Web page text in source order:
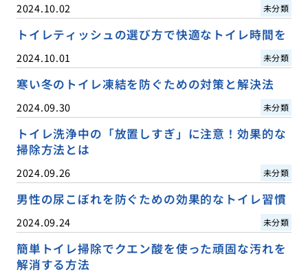
2024.10.02 未分類
トイレティッシュの選び方で快適なトイレ時間を
2024.10.01 未分類
寒い冬のトイレ凍結を防ぐための対策と解決法
2024.09.30 未分類
トイレ洗浄中の「放置しすぎ」に注意！効果的な
掃除方法とは
2024.09.26 未分類
男性の尿こぼれを防ぐための効果的なトイレ習慣
2024.09.24 未分類
簡単トイレ掃除でクエン酸を使った頑固な汚れを
解消する方法